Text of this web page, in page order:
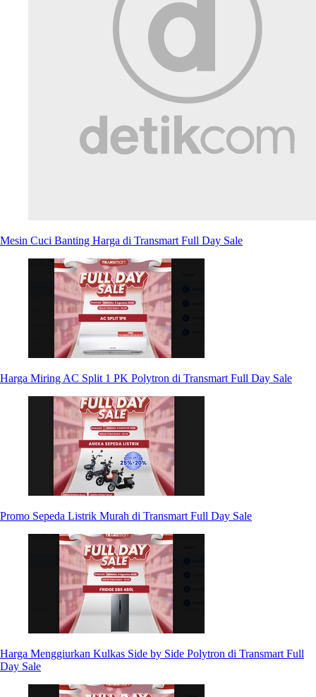
Mesin Cuci Banting Harga di Transmart Full Day Sale
Harga Miring AC Split 1 PK Polytron di Transmart Full Day Sale
Promo Sepeda Listrik Murah di Transmart Full Day Sale
Harga Menggiurkan Kulkas Side by Side Polytron di Transmart Full
Day Sale